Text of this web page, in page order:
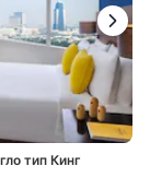
тип Кинг